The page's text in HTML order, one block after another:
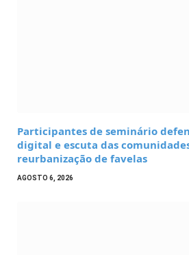
Participantes de seminário
digital e escuta das
reurbanização de favelas
AGOSTO 6, 2026